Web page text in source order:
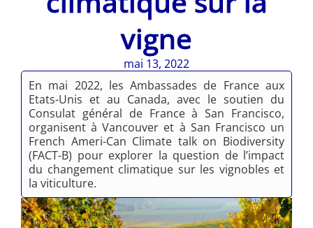
vigne
mai 13, 2022
En mai 2022, les Ambassades de France aux
Etats-Unis et au Canada, avec le soutien du
Consulat général de France à San Francisco,
organisent à Vancouver et à San Francisco un
French Ameri-Can Climate talk on Biodiversity
(FACT-B) pour explorer la question de l’impact
du changement climatique sur les vignobles et
la viticulture.